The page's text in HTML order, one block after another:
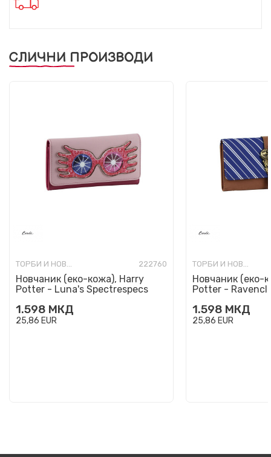
СЛИЧНИ ПРОИЗВОДИ
ТОРБИ И НОВЧАНИЦИ МОДНИ 222760
Новчаник (еко-кожа), Harry
Potter - Luna's Spectrespecs
1.598 МКД
25,86 EUR
ТОРБИ И НОВЧАНИЦИ МОДНИ
Новчаник (еко-
Potter -
1.598 МКД
25,86 EUR